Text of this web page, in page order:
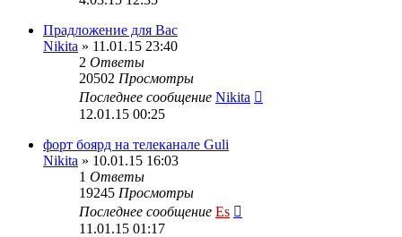
Прадложение для Вас
Nikita » 11.01.15 23:40
2 Ответы
20502 Просмотры
Последнее сообщение Nikita
12.01.15 00:25
форт боярд на телеканале Guli
Nikita » 10.01.15 16:03
1 Ответы
19245 Просмотры
Последнее сообщение Es
11.01.15 01:17